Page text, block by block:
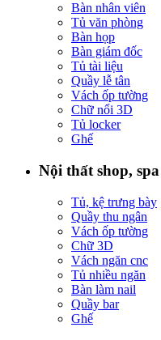
Bàn nhân viên
Tủ văn phòng
Bàn họp
Bàn giám đốc
Tủ tài liệu
Quầy lễ tân
Vách ốp tường
Chữ nổi 3D
Tủ locker
Ghế
Nội thất shop, spa
Tủ, kệ trưng bày
Quầy thu ngân
Vách ốp tường
Chữ 3D
Vách ngăn cnc
Tủ nhiều ngăn
Bàn làm nail
Quầy bar
Ghế